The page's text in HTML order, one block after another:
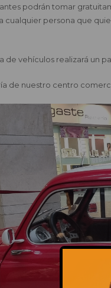
podrán tomar
cualquier persona que
de vehículos realizará un
de nuestro centro